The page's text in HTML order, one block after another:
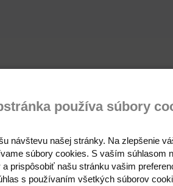
používa súbory
návštevu našej stránky. Na zlepšenie
súbory cookies. S vaším súhlasom
prispôsobiť našu stránku vašim
s používaním všetkých súborov